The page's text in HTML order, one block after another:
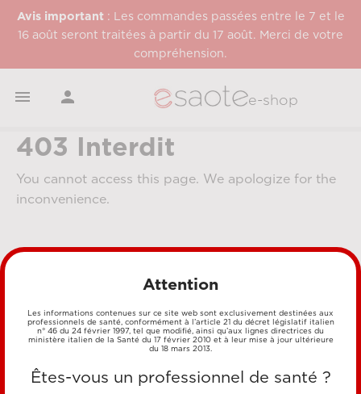
Avis important: Les commandes passées entre le 7 et le
16 août seront traitées à partir du 17 août. Merci de votre
compréhension.
  e-shop
403 Interdit
You cannot access this page. We apologize for the
inconvenience.
MÉTHODES DE PAIEMENT
VIREMENT BANCAIRE
Attention
Les informations contenues sur ce site web sont exclusivement destinées aux
professionnels de santé, conformément à l’article 21 du décret législatif italien
n° 46 du 24 février 1997, tel que modifié, ainsi qu’aux lignes directrices du
ministère italien de la Santé du 17 février 2010 et à leur mise à jour ultérieure
du 18 mars 2013.
Êtes-vous un professionnel de santé ?